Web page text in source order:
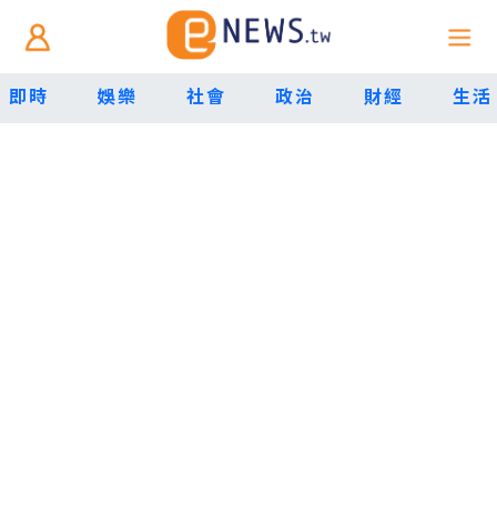
即時 娛樂 社會 政治 財經 生活